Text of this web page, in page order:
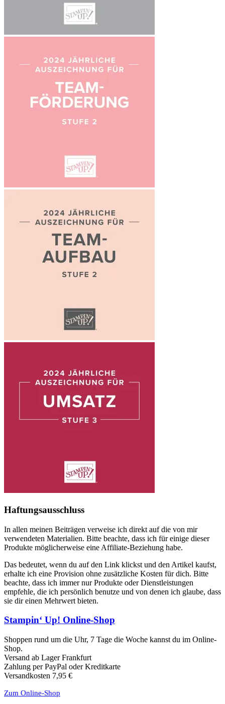
Haftungsausschluss
In allen meinen Beiträgen verweise ich direkt auf die von mir
verwendeten Materialien. Bitte beachte, dass ich für einige dieser
Produkte möglicherweise eine Affiliate-Beziehung habe.
Das bedeutet, wenn du auf den Link klickst und den Artikel kaufst,
erhalte ich eine Provision ohne zusätzliche Kosten für dich. Bitte
beachte, dass ich immer nur Produkte oder Dienstleistungen
empfehle, die ich persönlich benutze und von denen ich glaube, dass
sie dir einen Mehrwert bieten.
Stampin‘ Up! Online-Shop
Shoppen rund um die Uhr, 7 Tage die Woche kannst du im Online-
Shop.
Versand ab Lager Frankfurt
Zahlung per PayPal oder Kreditkarte
Versandkosten 7,95 €
Zum Online-Shop